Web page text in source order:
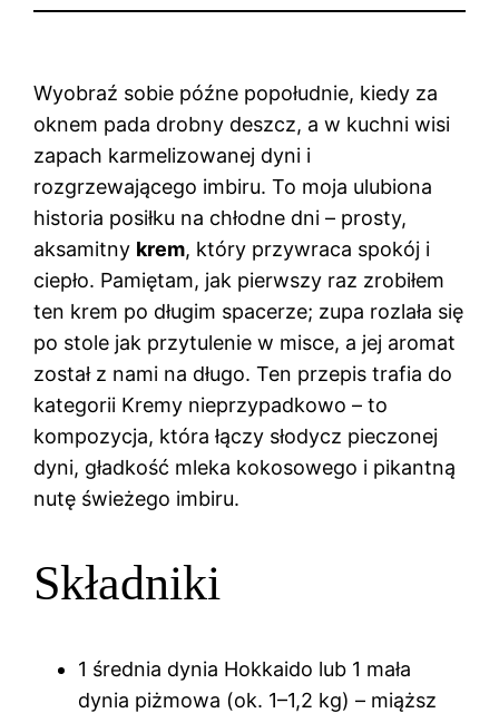
Wyobraź sobie późne popołudnie, kiedy za
oknem pada drobny deszcz, a w kuchni wisi
zapach karmelizowanej dyni i
rozgrzewającego imbiru. To moja ulubiona
historia posiłku na chłodne dni – prosty,
aksamitny krem, który przywraca spokój i
ciepło. Pamiętam, jak pierwszy raz zrobiłem
ten krem po długim spacerze; zupa rozlała się
po stole jak przytulenie w misce, a jej aromat
został z nami na długo. Ten przepis trafia do
kategorii Kremy nieprzypadkowo – to
kompozycja, która łączy słodycz pieczonej
dyni, gładkość mleka kokosowego i pikantną
nutę świeżego imbiru.
Składniki
1 średnia dynia Hokkaido lub 1 mała
dynia piżmowa (ok. 1–1,2 kg) – miąższ